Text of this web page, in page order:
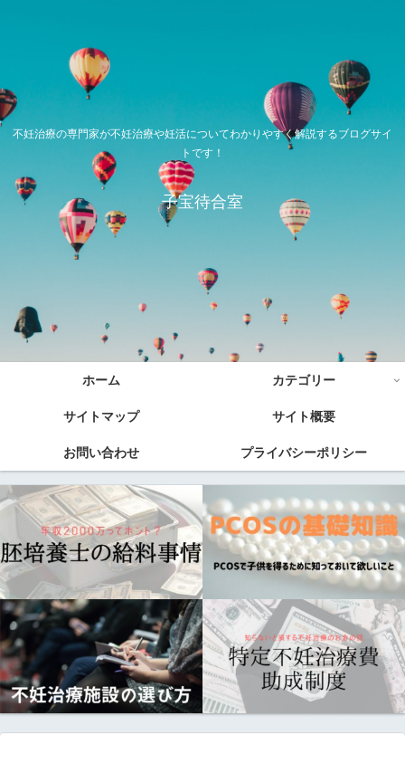
不妊治療の専門家が不妊治療や妊活についてわかりやすく解説するブログサイ
トです！
子宝待合室
ホーム カテゴリー
サイトマップ サイト概要
お問い合わせ プライバシーポリシー